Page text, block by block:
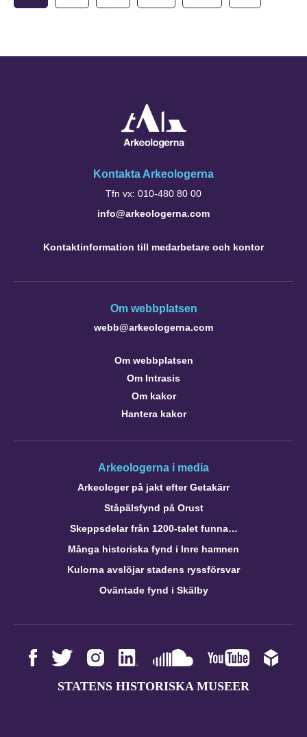
Kontakta Arkeologerna
Tfn vx: 010-480 80 00
info@arkeologerna.com
Kontaktinformation till medarbetare och kontor
Om webbplatsen
webb@arkeologerna.com
Om webbplatsen
Om Intrasis
Om kakor
Hantera kakor
Arkeologerna i media
Arkeologer på jakt efter Getakärr
Ståpälsfynd på Orust
Skeppsdelar från 1200-talet funna…
Många historiska fynd i Inre hamnen
Kulorna avslöjar stadens ryssförsvar
Oväntade fynd i Skälby
STATENS HISTORISKA MUSEER